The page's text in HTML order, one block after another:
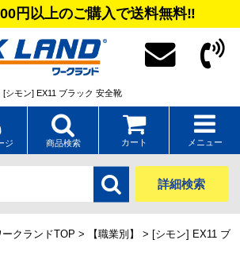
円以上のご購入で送料無料‼
[シモン] EX11 ブラック 安全靴
ジ 商品検索 カート メニュー
詳細検索
クランドTOP > 【職業別】
> [シモン] EX11 ブ